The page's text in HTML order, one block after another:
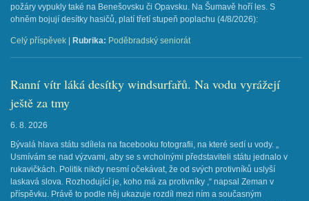
požáry vypukly také na Benešovsku či Opavsku. Na Šumavě hoří les. S
ohněm bojují desítky hasičů, platí třetí stupeň poplachu (4/8/2026):
Celý příspěvek Rubrika: Poděbradský seniorát
Ranní vítr láká desítky windsurfařů. Na vodu vyrážejí
ještě za tmy
6. 8. 2026
Bývalá hlava státu sdílela na facebooku fotografii, na které sedí u vody. „
Usmívám se nad výzvami, aby se s vrcholnými představiteli státu jednalo v
rukavičkách. Politik nikdy nesmí očekávat, že od svých protivníků uslyší
laskavá slova. Rozhodující je, koho má za protivníky ,“ napsal Zeman v
příspěvku. Právě to podle něj ukazuje rozdíl mezi ním a současným